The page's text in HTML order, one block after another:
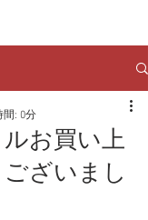
お買い上
ざいまし
間: 0分